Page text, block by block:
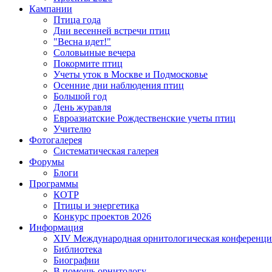
Кампании
Птица года
Дни весенней встречи птиц
"Весна идет!"
Соловьиные вечера
Покормите птиц
Учеты уток в Москве и Подмосковье
Осенние дни наблюдения птиц
Большой год
День журавля
Евроазиатские Рождественские учеты птиц
Учителю
Фотогалерея
Систематическая галерея
Форумы
Блоги
Программы
КОТР
Птицы и энергетика
Конкурс проектов 2026
Информация
XIV Международная орнитологическая
Библиотека
Биографии